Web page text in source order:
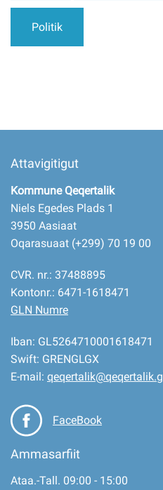
Piffissamik inniminniineq
Politik
Attavigitigut
Kommune Qeqertalik
Niels Egedes Plads 1
3950 Aasiaat
Oqarasuaat (+299) 70 19 00
CVR. nr.: 37488895
Kontonr.: 6471-1618471
GLN Numre
Iban: GL5264710001618471
Swift: GRENGLGX
E-mail: qeqertalik@qeqertalik.gl
FaceBook
Ammasarfiit
Ataa.-Tall. 09:00 - 15:00